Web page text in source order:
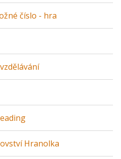
číslo - hra
Hranolka